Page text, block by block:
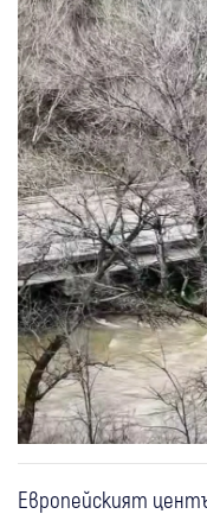
Европейският